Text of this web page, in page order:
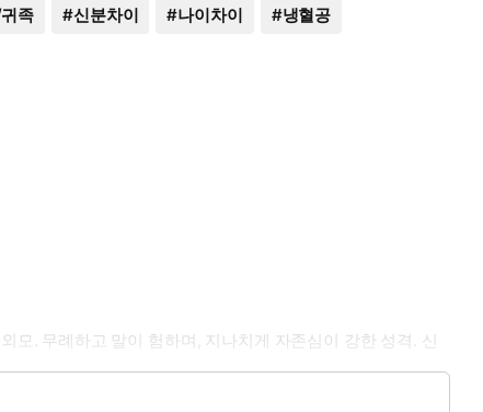
족 #신분차이 #나이차이 #냉혈공
. 무례하고 말이 험하며, 지나치게 자존심이 강한 성격. 신
품. 지그문트의 열성적이고 한결같은 숭배자.